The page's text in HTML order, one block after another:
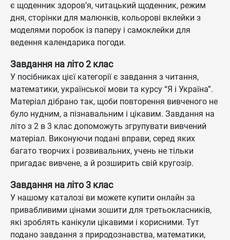
є щоденник здоров’я, читацький щоденник, режим
дня, сторінки для малюнків, кольорові вклейки з
моделями поробок із паперу і самоклейки для
ведення календарика погоди.
Завдання на літо 2 клас
У посібниках цієї категорії є завдання з читання,
математики, української мови та курсу “Я і Україна”.
Матеріал дібрано так, щоби повторення вивченого не
було нудним, а пізнавальним і цікавим. Завдання на
літо з 2 в 3 клас допоможуть згрупувати вивчений
матеріал. Виконуючи подані вправи, серед яких
багато творчих і розвивальних, учень не тільки
пригадає вивчене, а й розширить свій кругозір.
Завдання на літо 3 клас
У нашому каталозі ви можете купити онлайн за
привабливими цінами зошити для третьокласників,
які зроблять канікули цікавими і корисними. Тут
подано завдання з природознавства, математики,